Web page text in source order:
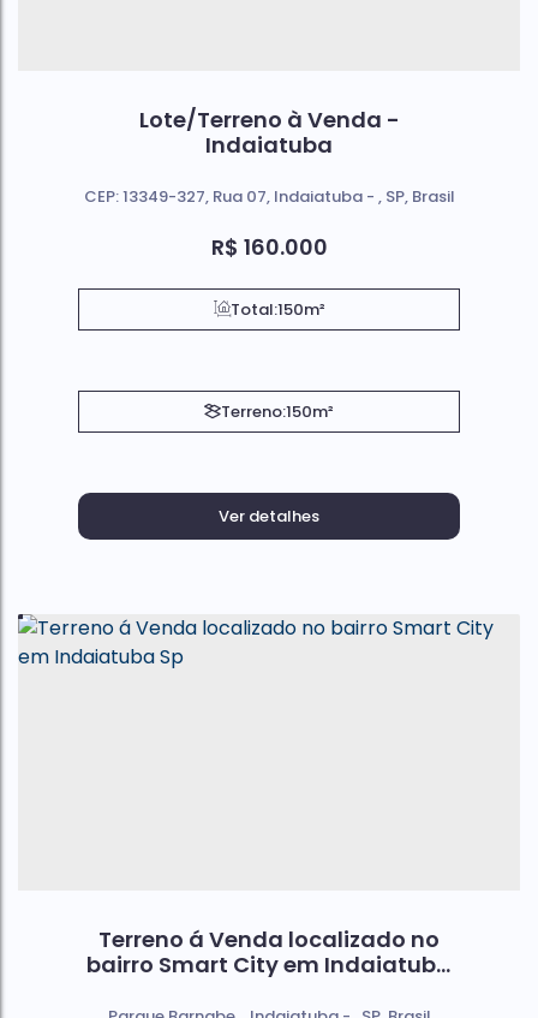
Lote/Terreno à Venda -
Indaiatuba
R$ 160.000
CEP: 13349-327, Rua 07, Indaiatuba , SP, Brasil
Total:150m²
Terreno:150m²
Ver detalhes
Terreno á Venda localizado no
bairro Smart City em Indaiatuba